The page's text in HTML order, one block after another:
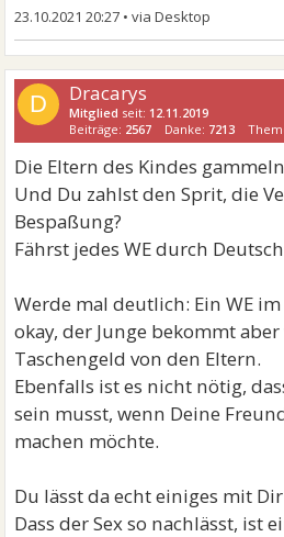
23.10.2021 20:27 •
D Dracarys
Mitglied seit: 12.11.2019
Beiträge: 2567 Danke: 7213
Die Eltern des Kindes
Und Du zahlst den Sprit, die
Bespaßung?
Fährst jedes WE durch
Werde mal deutlich: Ein WE
okay, der Junge bekommt
Taschengeld von den Eltern.
Ebenfalls ist es nicht nötig,
sein musst, wenn Deine
machen möchte.
Du lässt da echt einiges mit
Dass der Sex so nachlässt, ist